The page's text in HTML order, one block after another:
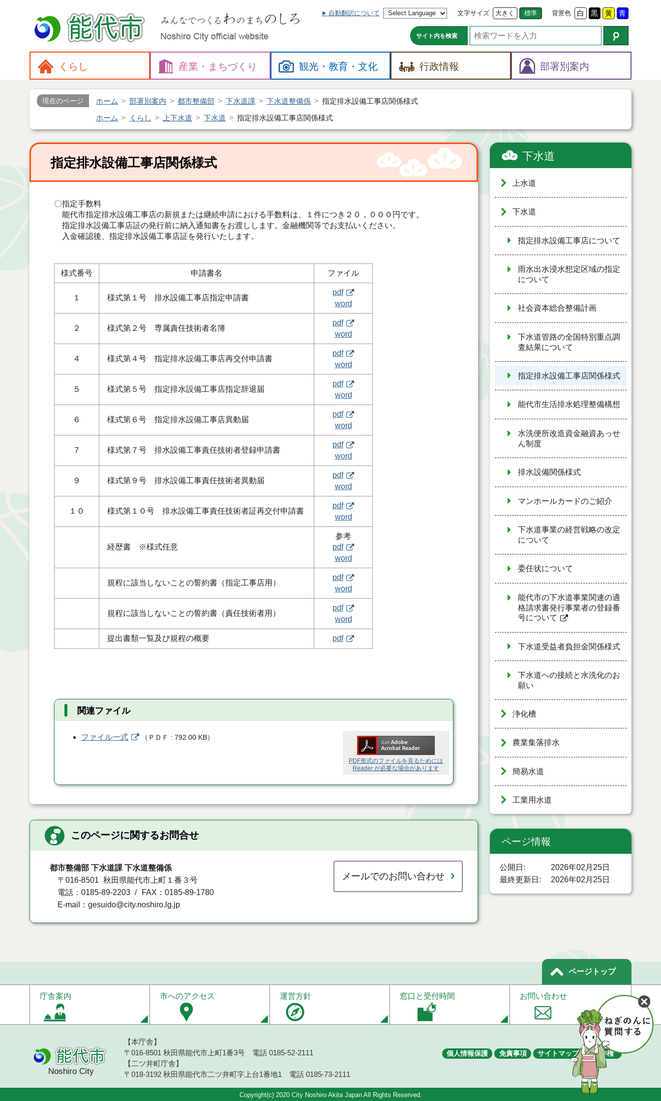
自動翻訳について 文字サイズ 大きく 標準 背景色 白 黒 黄 青
サイト内を検索
くらし 産業・ まちづくり 観光・教育・文化 行政情報 部署別案内
現在のページ ホーム 部署別案内 都市整備部 下水道課 下水道整備係 指定排水設備工事店関係様式
ホーム くらし 上下水道 下水道 指定排水設備工事店関係様式
指定排水設備工事店関係様式
〇指定手数料
能代市指定排水設備工事店の新規または継続申請における手数料は、１件につき２０，０００円です。
指定排水設備工事店証の発行前に納入通知書をお渡しします。金融機関等でお支払いください。
入金確認後、指定排水設備工事店証を発行いたします。
様式番号 申請書名 ファイル
１ 様式第１号 排水設備工事店指定申請書
pdf
word
２ 様式第２号 専属責任技術者名簿
pdf
word
４ 様式第４号 指定排水設備工事店再交付申請書
pdf
word
５ 様式第５号 指定排水設備工事店指定辞退届
pdf
word
６ 様式第６号 指定排水設備工事店異動届
pdf
word
７ 様式第７号 排水設備工事責任技術者登録申請書
pdf
word
９ 様式第９号 排水設備工事責任技術者異動届
pdf
word
１０ 様式第１０号 排水設備工事責任技術者証再交付申請書
pdf
word
経歴書 ※様式任意
参考
pdf
word
規程に該当しないことの誓約書（指定工事店用）
pdf
word
規程に該当しないことの誓約書（責任技術者用）
pdf
word
提出書類一覧及び規程の概要 pdf
関連ファイル
PDF形式のファイルを見るためには
Reader が必要な場合があります
ファイル一式 （ ＰＤＦ 792.00 KB）
このページに関するお問合せ
都市整備部 下水道課 下水道整備係
〒016-8501
秋田県能代市上町１番３号
電話：0185-89-2203
FAX：0185-89-1780
E-mail：gesuido@city.noshiro.lg.jp
メールでのお問い合わせ
下水道
上水道
下水道
指定排水設備工事店について
雨水出水浸水想定区域の指定
について
社会資本総合整備計画
下水道管路の全国特別重点調
査結果について
指定排水設備工事店関係様式
能代市生活排水処理整備構想
水洗便所改造資金融資あっせ
ん制度
排水設備関係様式
マンホールカードのご紹介
下水道事業の経営戦略の改定
について
委任状について
能代市の下水道事業関連の適
格請求書発行事業者の登録番
号について
下水道受益者負担金関係様式
下水道への接続と水洗化のお
願い
浄化槽
農業集落排水
簡易水道
工業用水道
ページ情報
公開日
2026年02月25日
最終更新日
2026年02月25日
ページトップ
庁舎案内 市へのアクセス 運営方針 窓口と受付時間 お問い合わせ
個人情報保護 免責事項 サイトマップ 著作権
Noshiro City
【本庁舎】
〒016-8501 秋田県能代市上町1番3号 電話 0185-52-2111
【二ツ井町庁舎】
〒018-3192 秋田県能代市二ツ井町字上台1番地1 電話 0185-73-2111
Copyright(c) 2020 City Noshiro Akita Japan All Rights Reserved.